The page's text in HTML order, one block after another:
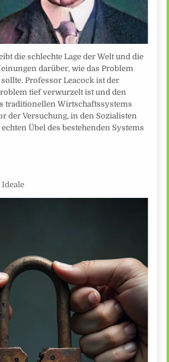
die schlechte Lage der Welt und die
darüber, wie das Problem
Professor Leacock ist der
tief verwurzelt ist und den
traditionellen Wirtschaftssystems
der Versuchung, in den Sozialisten
Übel des bestehenden Systems